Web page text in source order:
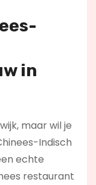
in
maar wil je
Indisch
echte
restaurant